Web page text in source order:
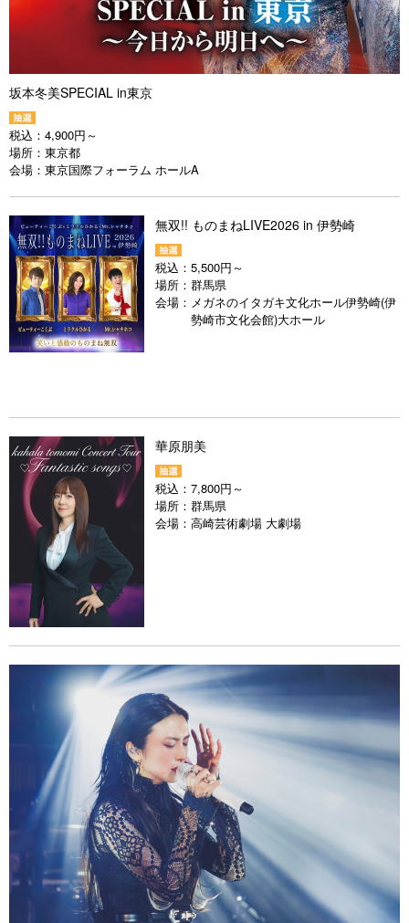
坂本冬美SPECIAL in東京
税込： 4,900円～
場所： 東京都
会場： 東京国際フォーラム ホールA
無双!! ものまねLIVE2026 in 伊勢崎
税込： 5,500円～
場所： 群馬県
会場： メガネのイタガキ文化ホール伊勢崎(伊
勢崎市文化会館)大ホール
華原朋美
税込： 7,800円～
場所： 群馬県
会場： 高崎芸術劇場 大劇場